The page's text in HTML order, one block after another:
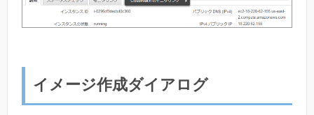
イメージ作成ダイアログ